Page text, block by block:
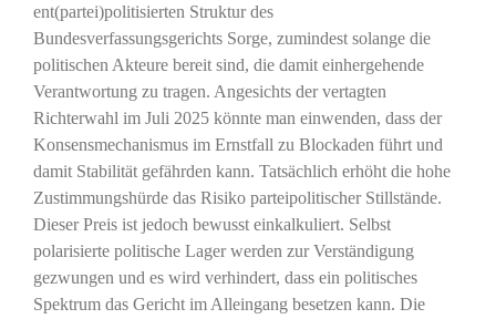
ent(partei)politisierten Struktur des
Bundesverfassungsgerichts Sorge, zumindest solange die
politischen Akteure bereit sind, die damit einhergehende
Verantwortung zu tragen. Angesichts der vertagten
Richterwahl im Juli 2025 könnte man einwenden, dass der
Konsensmechanismus im Ernstfall zu Blockaden führt und
damit Stabilität gefährden kann. Tatsächlich erhöht die hohe
Zustimmungshürde das Risiko parteipolitischer Stillstände.
Dieser Preis ist jedoch bewusst einkalkuliert. Selbst
polarisierte politische Lager werden zur Verständigung
gezwungen und es wird verhindert, dass ein politisches
Spektrum das Gericht im Alleingang besetzen kann. Die